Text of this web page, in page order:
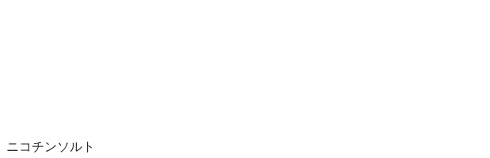
ニコチンソルト